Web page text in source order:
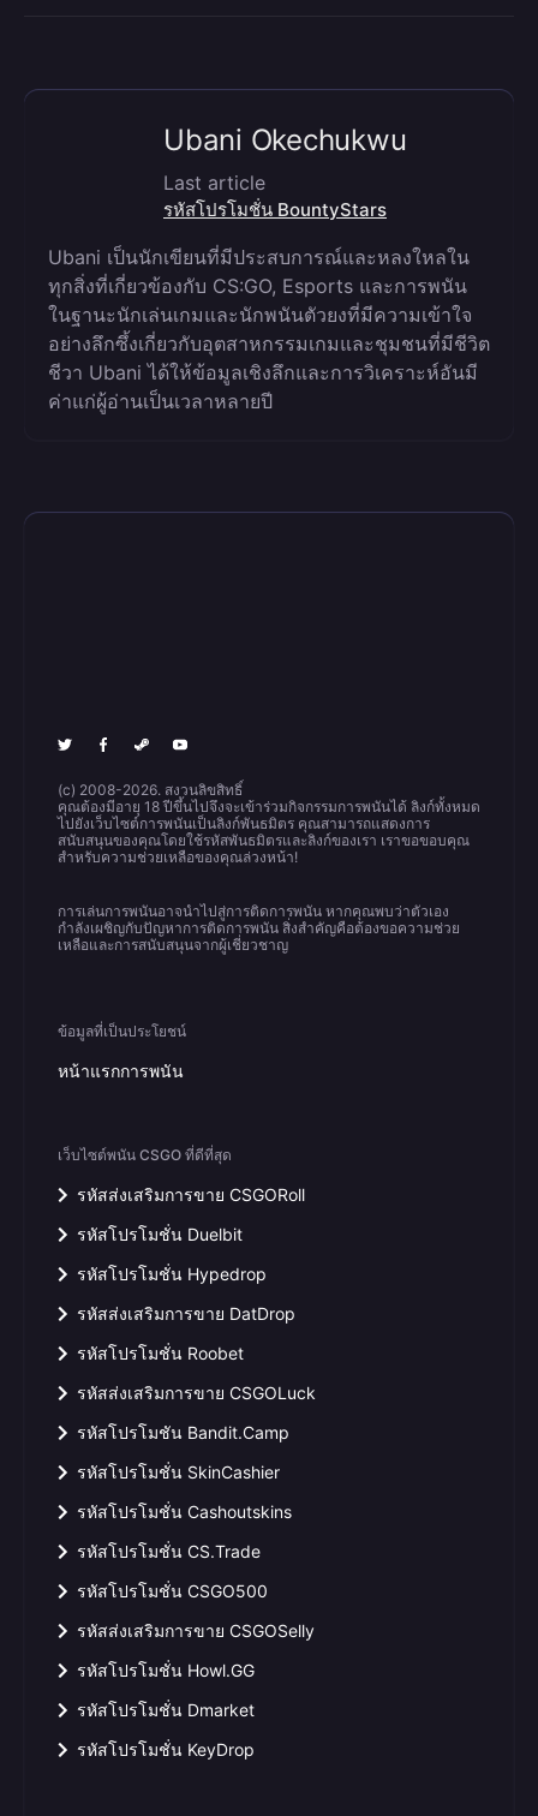
Ubani Okechukwu
Last article
รหัสโปรโมชั่น BountyStars
Ubani เป็นนักเขียนที่มีประสบการณ์และหลงใหลใน
ทุกสิ่งที่เกี่ยวข้องกับ CS:GO, Esports และการพนัน
ในฐานะนักเล่นเกมและนักพนันตัวยงที่มีความเข้าใจ
อย่างลึกซึ้งเกี่ยวกับอุตสาหกรรมเกมและชุมชนที่มีชีวิต
ชีวา Ubani ได้ให้ข้อมูลเชิงลึกและการวิเคราะห์อันมี
ค่าแก่ผู้อ่านเป็นเวลาหลายปี
(c) 2008-2026. สงวนลิขสิทธิ์
คุณต้องมีอายุ 18 ปีขึ้นไปจึงจะเข้าร่วมกิจกรรมการพนันได้ ลิงก์ทั้งหมด
ไปยังเว็บไซต์การพนันเป็นลิงก์พันธมิตร คุณสามารถแสดงการ
สนับสนุนของคุณโดยใช้รหัสพันธมิตรและลิงก์ของเรา เราขอขอบคุณ
สำหรับความช่วยเหลือของคุณล่วงหน้า!
การเล่นการพนันอาจนำไปสู่การติดการพนัน หากคุณพบว่าตัวเอง
กำลังเผชิญกับปัญหาการติดการพนัน สิ่งสำคัญคือต้องขอความช่วย
เหลือและการสนับสนุนจากผู้เชี่ยวชาญ
เว็บไซต์พนัน CSGO ที่ดีที่สุด
รหัสส่งเสริมการขาย CSGORoll
รหัสโปรโมชั่น Duelbit
รหัสโปรโมชั่น Hypedrop
รหัสส่งเสริมการขาย DatDrop
รหัสโปรโมชั่น Roobet
รหัสส่งเสริมการขาย CSGOLuck
รหัสโปรโมชัน Bandit.Camp
รหัสโปรโมชั่น SkinCashier
รหัสโปรโมชั่น Cashoutskins
รหัสโปรโมชั่น CS.Trade
รหัสโปรโมชั่น CSGO500
รหัสส่งเสริมการขาย CSGOSelly
รหัสโปรโมชั่น Howl.GG
รหัสโปรโมชั่น Dmarket
รหัสโปรโมชั่น KeyDrop
ข้อมูลที่เป็นประโยชน์
หน้าแรกการพนัน